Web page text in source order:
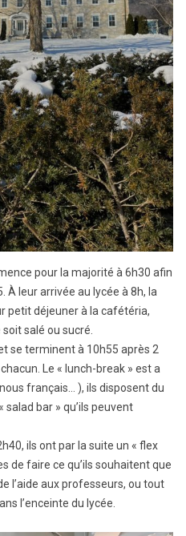
pour la majorité à 6h30 afin
À leur arrivée au lycée à 8h, la
petit déjeuner à la cafétéria,
salé ou sucré.
se terminent à 10h55 après 2
Le « lunch-break » est a
français… ), ils disposent du
salad bar » qu’ils peuvent
ils ont par la suite un « flex
de faire ce qu’ils souhaitent que
l’aide aux professeurs, ou tout
l’enceinte du lycée.